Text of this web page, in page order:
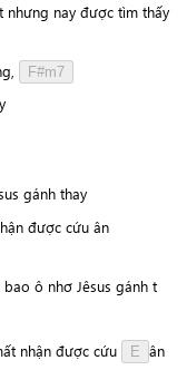
nhưng nay được tìm thấy
g F#m7
gánh thay
được cứu ân
bao ô nhơ Jêsus gánh t
nhận được cứu E ân